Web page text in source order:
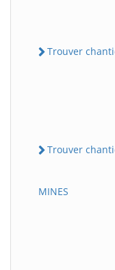
Trouver
Trouver
MINES